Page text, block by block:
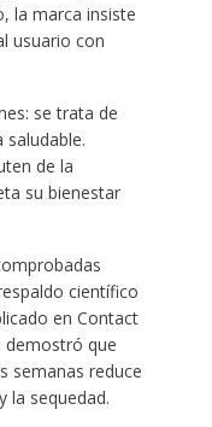
la marca insiste
usuario con
se trata de
de la
su bienestar
científico
en Contact
demostró que
semanas reduce
la sequedad.